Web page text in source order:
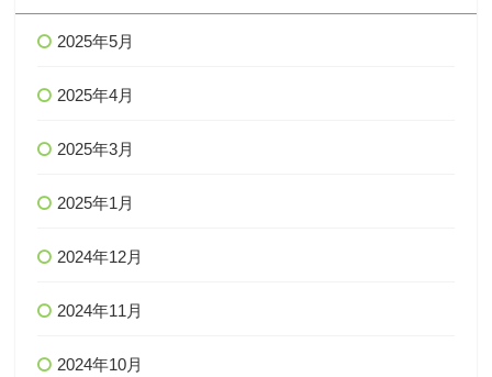
2025年5月
2025年4月
2025年3月
2025年1月
2024年12月
2024年11月
2024年10月